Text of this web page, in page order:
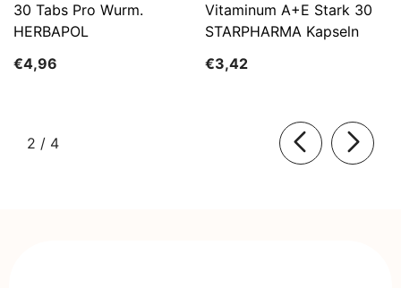
30 Tabs Pro Wurm.
HERBAPOL
€4,96
Vitaminum A+E Stark 30
STARPHARMA Kapseln
€3,42
2 / von
4